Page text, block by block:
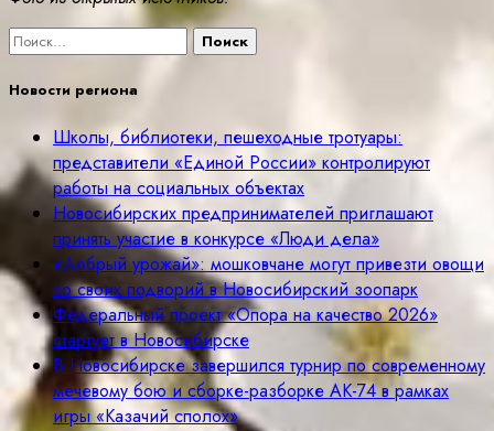
Найти:
Новости региона
Школы, библиотеки, пешеходные тротуары:
представители «Единой России» контролируют
работы на социальных объектах
Новосибирских предпринимателей приглашают
принять участие в конкурсе «Люди дела»
«Добрый урожай»: мошковчане могут привезти овощи
со своих подворий в Новосибирский зоопарк
Федеральный проект «Опора на качество 2026»
стартует в Новосибирске
В Новосибирске завершился турнир по современному
мечевому бою и сборке-разборке АК-74 в рамках
игры «Казачий сполох»